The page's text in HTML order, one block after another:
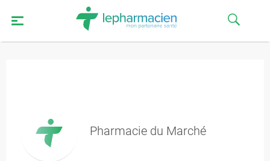
Pharmacie du Marché